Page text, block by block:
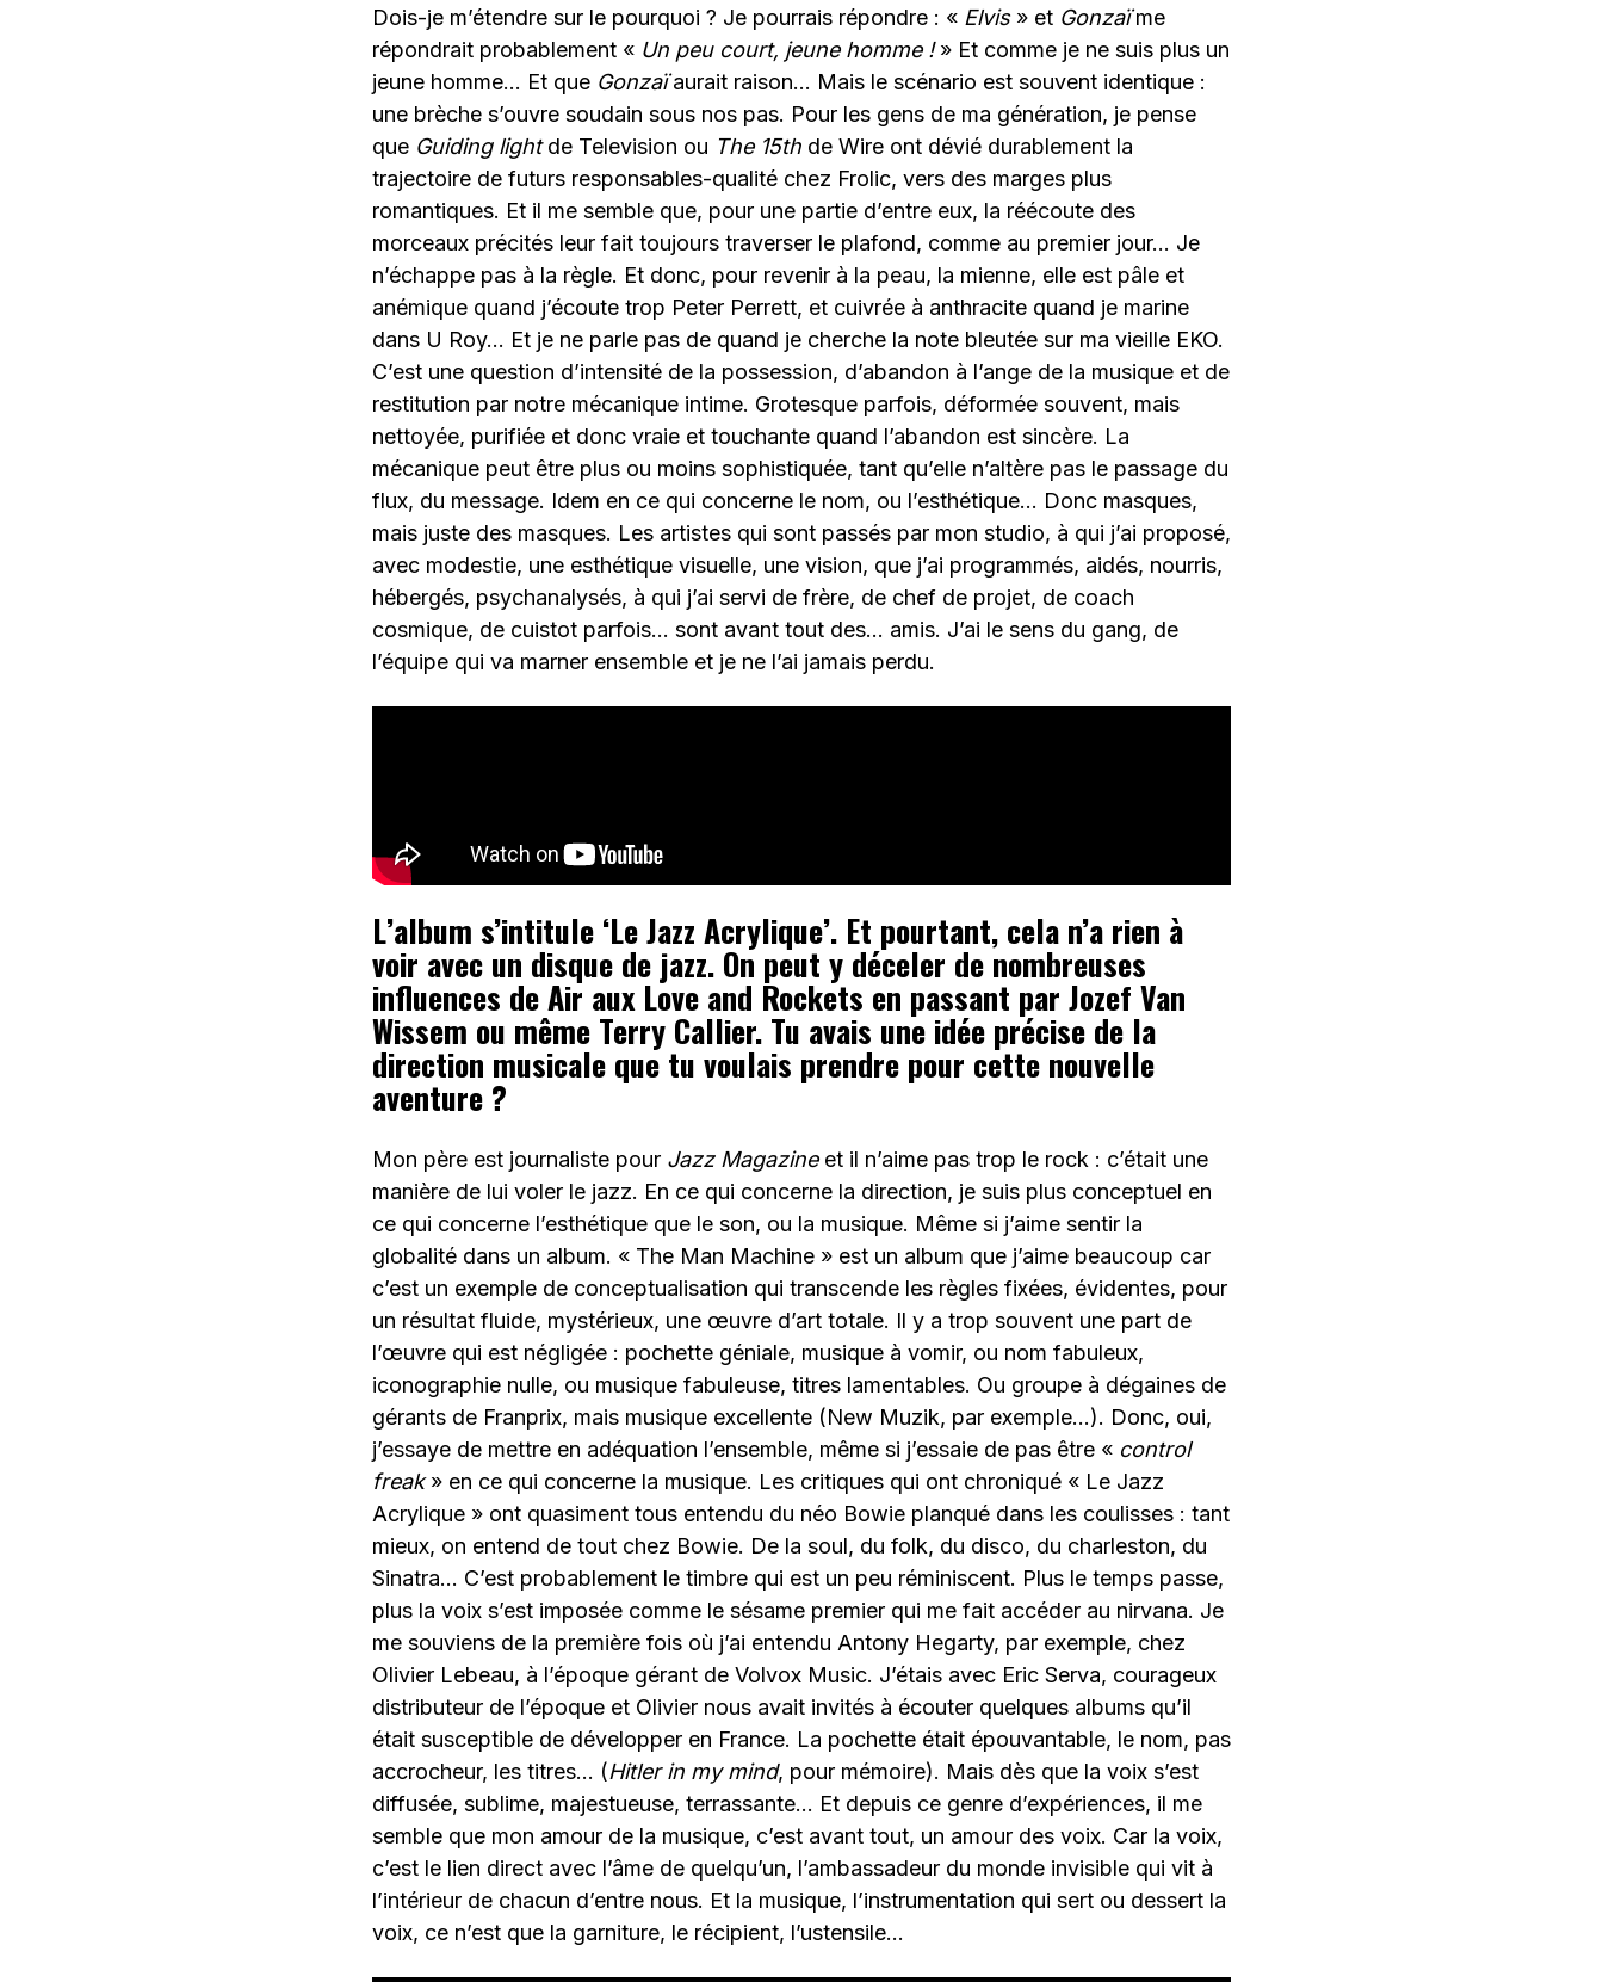
Dois-je m’étendre sur le pourquoi ? Je pourrais répondre : « Elvis» et Gonzaïme
répondrait probablement « Un peu court, jeune homme !» Et comme je ne suis plus un
jeune homme… Et que Gonzaïaurait raison… Mais le scénario est souvent identique :
une brèche s’ouvre soudain sous nos pas. Pour les gens de ma génération, je pense
que Guiding lightde Television ou The 15th de Wire ont dévié durablement la
trajectoire de futurs responsables-qualité chez Frolic, vers des marges plus
romantiques. Et il me semble que, pour une partie d’entre eux, la réécoute des
morceaux précités leur fait toujours traverser le plafond, comme au premier jour… Je
n’échappe pas à la règle. Et donc, pour revenir à la peau, la mienne, elle est pâle et
anémique quand j’écoute trop Peter Perrett, et cuivrée à anthracite quand je marine
dans U Roy… Et je ne parle pas de quand je cherche la note bleutée sur ma vieille EKO.
C’est une question d’intensité de la possession, d’abandon à l’ange de la musique et de
restitution par notre mécanique intime. Grotesque parfois, déformée souvent, mais
nettoyée, purifiée et donc vraie et touchante quand l’abandon est sincère. La
mécanique peut être plus ou moins sophistiquée, tant qu’elle n’altère pas le passage du
flux, du message. Idem en ce qui concerne le nom, ou l’esthétique… Donc masques,
mais juste des masques. Les artistes qui sont passés par mon studio, à qui j’ai proposé,
avec modestie, une esthétique visuelle, une vision, que j’ai programmés, aidés, nourris,
hébergés, psychanalysés, à qui j’ai servi de frère, de chef de projet, de coach
cosmique, de cuistot parfois… sont avant tout des… amis. J’ai le sens du gang, de
l’équipe qui va marner ensemble et je ne l’ai jamais perdu.
L’album s’intitule ‘Le Jazz Acrylique’. Et pourtant, cela n’a rien à
voir avec un disque de jazz. On peut y déceler de nombreuses
influences de Air aux Love and Rockets en passant par Jozef Van
Wissem ou même Terry Callier. Tu avais une idée précise de la
direction musicale que tu voulais prendre pour cette nouvelle
aventure ?
Mon père est journaliste pour Jazz Magazineet il n’aime pas trop le rock : c’était une
manière de lui voler le jazz. En ce qui concerne la direction, je suis plus conceptuel en
ce qui concerne l’esthétique que le son, ou la musique. Même si j’aime sentir la
globalité dans un album. « The Man Machine » est un album que j’aime beaucoup car
c’est un exemple de conceptualisation qui transcende les règles fixées, évidentes, pour
un résultat fluide, mystérieux, une œuvre d’art totale. Il y a trop souvent une part de
l’œuvre qui est négligée : pochette géniale, musique à vomir, ou nom fabuleux,
iconographie nulle, ou musique fabuleuse, titres lamentables. Ou groupe à dégaines de
gérants de Franprix, mais musique excellente (New Muzik, par exemple…). Donc, oui,
j’essaye de mettre en adéquation l’ensemble, même si j’essaie de pas être « control
freak» en ce qui concerne la musique. Les critiques qui ont chroniqué « Le Jazz
Acrylique » ont quasiment tous entendu du néo Bowie planqué dans les coulisses : tant
mieux, on entend de tout chez Bowie. De la soul, du folk, du disco, du charleston, du
Sinatra… C’est probablement le timbre qui est un peu réminiscent. Plus le temps passe,
plus la voix s’est imposée comme le sésame premier qui me fait accéder au nirvana. Je
me souviens de la première fois où j’ai entendu Antony Hegarty, par exemple, chez
Olivier Lebeau, à l’époque gérant de Volvox Music. J’étais avec Eric Serva, courageux
distributeur de l’époque et Olivier nous avait invités à écouter quelques albums qu’il
était susceptible de développer en France. La pochette était épouvantable, le nom, pas
accrocheur, les titres… (Hitler in my mind, pour mémoire). Mais dès que la voix s’est
diffusée, sublime, majestueuse, terrassante… Et depuis ce genre d’expériences, il me
semble que mon amour de la musique, c’est avant tout, un amour des voix. Car la voix,
c’est le lien direct avec l’âme de quelqu’un, l’ambassadeur du monde invisible qui vit à
l’intérieur de chacun d’entre nous. Et la musique, l’instrumentation qui sert ou dessert la
voix, ce n’est que la garniture, le récipient, l’ustensile…